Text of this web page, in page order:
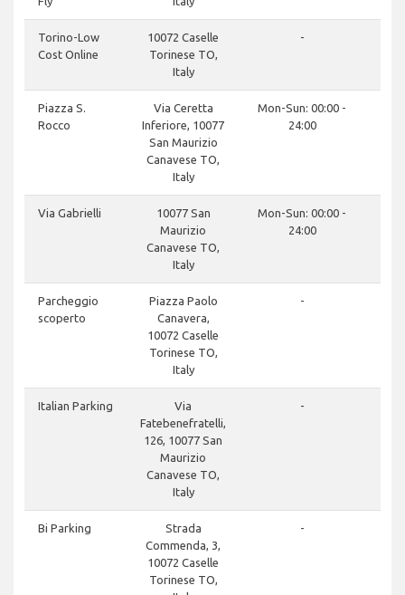
Torino-Low
Cost Online
10072 Caselle
Torinese TO,
Italy
-
Piazza S.
Rocco
Via Ceretta
Inferiore, 10077
San Maurizio
Canavese TO,
Italy
Mon-Sun: 00:00 -
24:00
Via Gabrielli
10077 San
Maurizio
Canavese TO,
Italy
Mon-Sun: 00:00 -
24:00
Parcheggio
scoperto
Piazza Paolo
Canavera,
10072 Caselle
Torinese TO,
Italy
-
Italian Parking
Via
Fatebenefratelli,
126, 10077 San
Maurizio
Canavese TO,
Italy
-
Bi Parking
Strada
Commenda, 3,
10072 Caselle
Torinese TO,
-